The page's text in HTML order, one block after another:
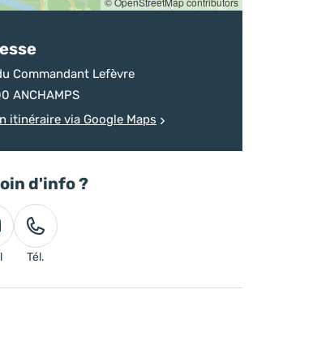
Commandant Lefèvre
ANCHAMPS
itinéraire via Google Maps
d'info ?
Tél.